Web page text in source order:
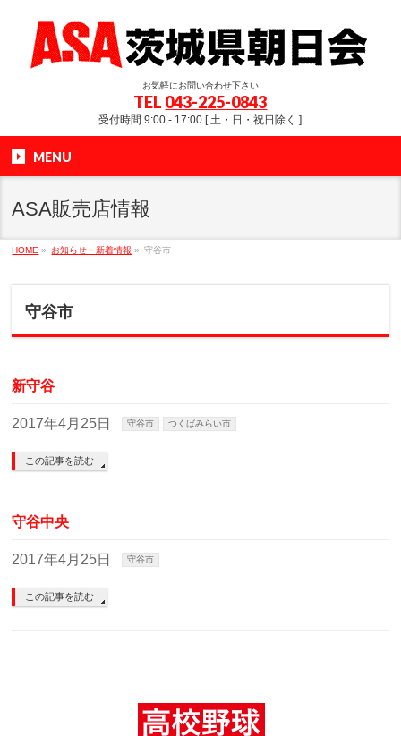
お気軽にお問い合わせ下さい
TEL 043-225-0843
受付時間 9:00 - 17:00 [ 土・日・祝日除く ]
MENU
ASA販売店情報
HOME » お知らせ・新着情報 » 守谷市
守谷市
新守谷
2017年4月25日 守谷市 つくばみらい市
この記事を読む
守谷中央
2017年4月25日 守谷市
この記事を読む